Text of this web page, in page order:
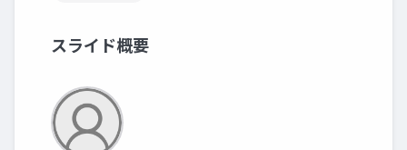
スライド概要